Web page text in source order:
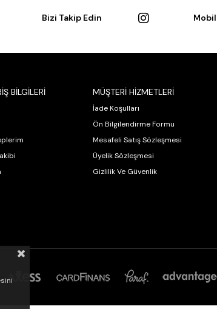
Bizi Takip Edin
BİLGİLERİ MÜŞTERİ HİZMETLERİ
İade Koşulları
Ön Bilgilendirme Formu
Mesafeli Satış Sözleşmesi
Üyelik Sözleşmesi
Gizlilik Ve Güvenlik